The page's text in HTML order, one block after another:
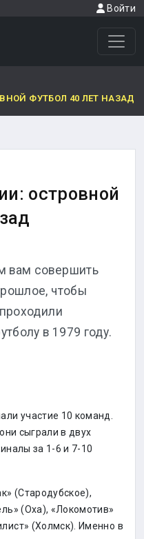
Войти
ФУТБОЛ 40 ЛЕТ НАЗАД
островной
вам совершить
чтобы
в 1979 году.
участие 10 команд.
сыграли в двух
за 1-6 и 7-10
(Стародубское),
(Оха), «Локомотив»
(Холмск). Именно в